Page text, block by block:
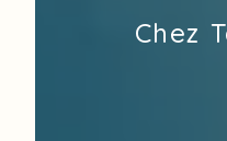
Chez